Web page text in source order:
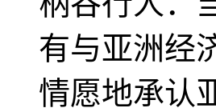
有与亚洲经
情愿地承认